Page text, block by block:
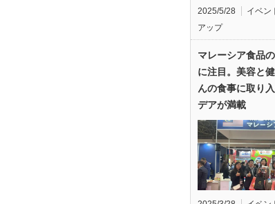
2025/5/28 イベン
アップ
マレーシア食品
に注目。美容と
んの食事に取り
デアが満載